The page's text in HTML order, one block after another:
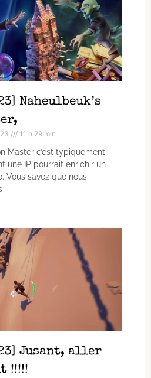
Naheulbeuk’s
11 h 29 min
Master c’est typiquement
une IP pourrait enrichir un
Vous savez que nous
Jusant, aller
!!!!!